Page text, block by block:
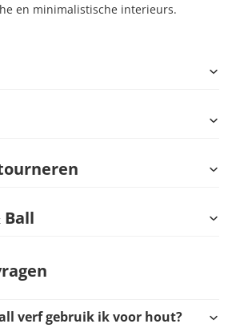
en minimalistische interieurs.
Ball
verf gebruik ik voor hout?